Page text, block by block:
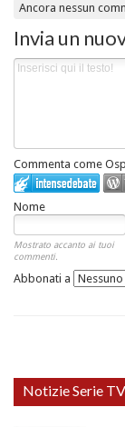
Ancora nessun
Invia un
Commenta come
Nome
Mostrato accanto ai tuoi
commenti.
Abbonati a
Notizie Serie TV